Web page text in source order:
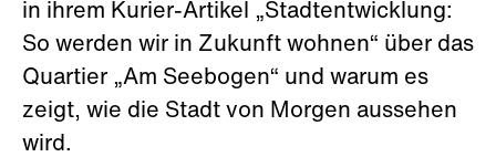
in ihrem Kurier-Artikel „Stadtentwicklung:
So werden wir in Zukunft wohnen“ über das
Quartier „Am Seebogen“ und warum es
zeigt, wie die Stadt von Morgen aussehen
wird.